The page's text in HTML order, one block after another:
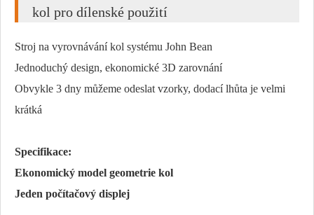
kol pro dílenské použití
Stroj na vyrovnávání kol systému John Bean
Jednoduchý design, ekonomické 3D zarovnání
Obvykle 3 dny můžeme odeslat vzorky, dodací lhůta je velmi
krátká
Specifikace:
Ekonomický model geometrie kol
Jeden počítačový displej